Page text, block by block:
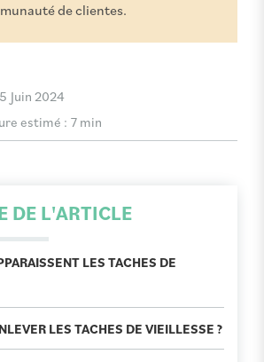
de clientes.
Juin 2024
estimé : 7 min
DE L'ARTICLE
LES TACHES DE
LES TACHES DE VIEILLESSE ?